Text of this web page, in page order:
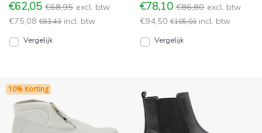
antibacterie, slijvast, en
duurzaam Werkschoenen
zonder veters - instappers
€62,05 €68,95 excl. btw
€75,08 €83,43 incl. btw
Vergelijk
Werkschoenen zonder veters
- instappers
€78,10 €86,80 excl. btw
€94,50 €105,03 incl. btw
Vergelijk
10% Korting